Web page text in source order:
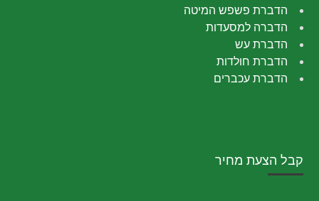
הדברת פשפש המיטה
הדברה למסעדות
הדברת עש
הדברת חולדות
הדברת עכברים
קבל הצעת מחיר